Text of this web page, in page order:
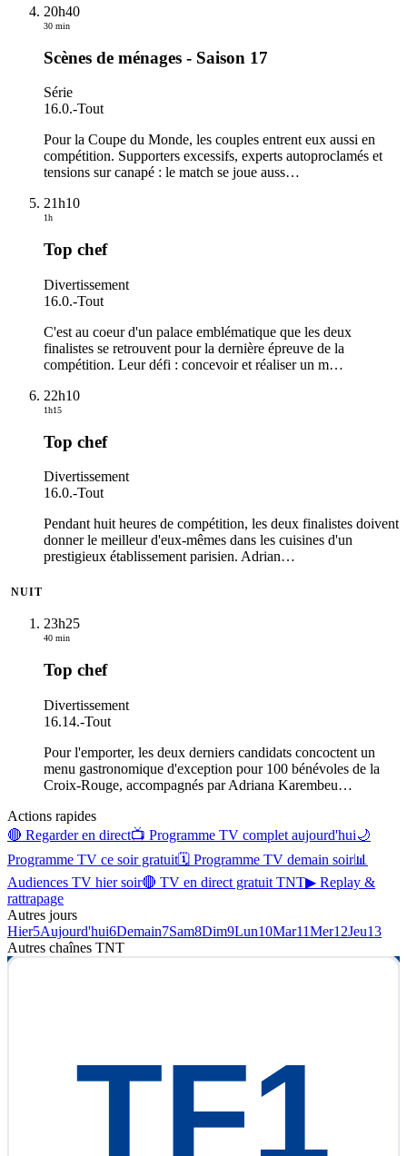
20h40
30 min
Scènes de ménages - Saison 17
Série
16.0.-Tout
Pour la Coupe du Monde, les couples entrent eux aussi en
compétition. Supporters excessifs, experts autoproclamés et
tensions sur canapé : le match se joue auss…
21h10
1h
Top chef
Divertissement
16.0.-Tout
C'est au coeur d'un palace emblématique que les deux
finalistes se retrouvent pour la dernière épreuve de la
compétition. Leur défi : concevoir et réaliser un m…
22h10
1h15
Top chef
Divertissement
16.0.-Tout
Pendant huit heures de compétition, les deux finalistes doivent
donner le meilleur d'eux-mêmes dans les cuisines d'un
prestigieux établissement parisien. Adrian…
NUIT
23h25
40 min
Top chef
Divertissement
16.14.-Tout
Pour l'emporter, les deux derniers candidats concoctent un
menu gastronomique d'exception pour 100 bénévoles de la
Croix-Rouge, accompagnés par Adriana Karembeu…
Actions rapides
🔴 Regarder en direct📺 Programme TV complet aujourd'hui🌙
Programme TV ce soir gratuit🗓 Programme TV demain soir📊
Audiences TV hier soir🔴 TV en direct gratuit TNT▶ Replay &
rattrapage
Autres jours
Hier5Aujourd'hui6Demain7Sam8Dim9Lun10Mar11Mer12Jeu13
Autres chaînes TNT